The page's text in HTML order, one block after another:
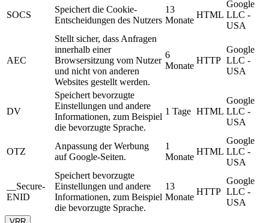
SOCS
Speichert die Cookie-
Entscheidungen des Nutzers
13
Monate
HTML
Google
LLC -
USA
AEC
Stellt sicher, dass Anfragen
innerhalb einer
Browsersitzung vom Nutzer
und nicht von anderen
Websites gestellt werden.
6
Monate
HTTP
Google
LLC -
USA
DV
Speichert bevorzugte
Einstellungen und andere
Informationen, zum Beispiel
die bevorzugte Sprache.
1 Tage HTML
Google
LLC -
USA
OTZ
Anpassung der Werbung
auf Google-Seiten.
1
Monate
HTML
Google
LLC -
USA
__Secure-
ENID
Speichert bevorzugte
Einstellungen und andere
Informationen, zum Beispiel
die bevorzugte Sprache.
13
Monate
HTTP
Google
LLC -
USA